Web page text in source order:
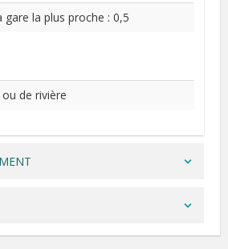
gare la plus proche : 0,5
de rivière